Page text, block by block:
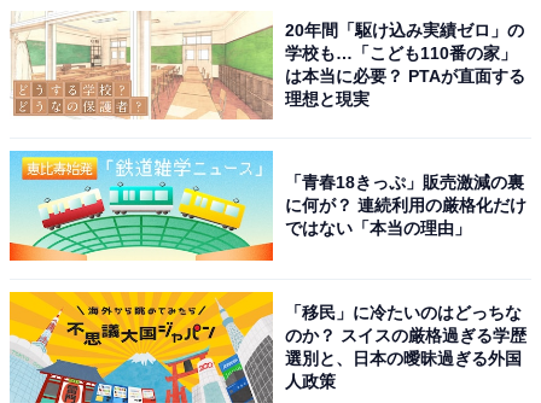
フィリップス「241E1D/11」
PHILIPS 液晶ディスプレイ PCモニター (23.8インチ/IPS
Technology/FHD/5年保証/HDMI/D-Sub/DVI-D/フレーム
レス/OSD日本語対応/ブルーライトカット/フリッカーフリ
ー) 241E1D/11
20年間「駆け込み実績ゼロ」の
学校も…「こども110番の家」
は本当に必要？ PTAが直面する
理想と現実
「青春18きっぷ」販売激減の裏
に何が？ 連続利用の厳格化だけ
ではない「本当の理由」
「移民」に冷たいのはどっちな
のか？ スイスの厳格過ぎる学歴
選別と、日本の曖昧過ぎる外国
人政策